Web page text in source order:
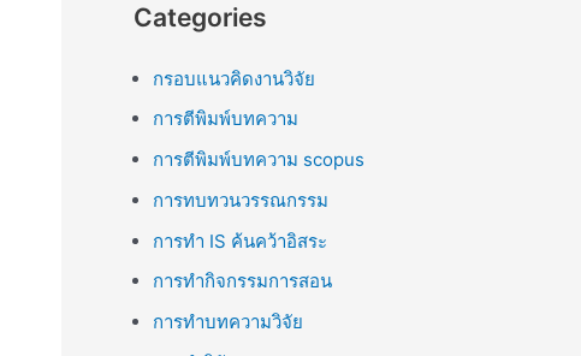
Categories
กรอบแนวคิดงานวิจัย
การตีพิมพ์บทความ
การตีพิมพ์บทความ scopus
การทบทวนวรรณกรรม
การทำ IS ค้นคว้าอิสระ
การทำกิจกรรมการสอน
การทำบทความวิจัย